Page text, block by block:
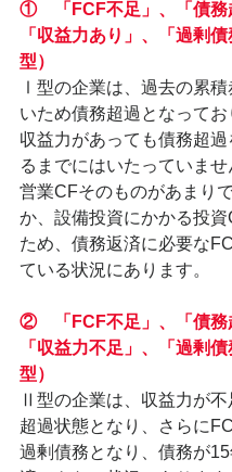
①　「FCF不足」、「債務
「収益力あり」、「過剰
型）
Ⅰ型の企業は、過去の累積
いため債務超過となってお
収益力があっても債務超過
るまでにはいたっていませ
営業CFそのものがあまり
か、設備投資にかかる投
ため、債務返済に必要な
ている状況にあります。
②　「FCF不足」、「債務
「収益力不足」、「過剰
型）
Ⅱ型の企業は、収益力が不
超過状態となり、さらに
過剰債務となり、債務が